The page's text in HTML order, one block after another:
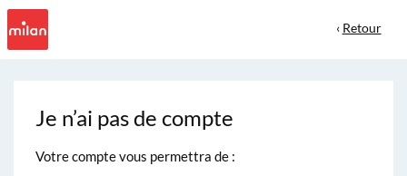
‹ Retour
Je n’ai pas de compte
Votre compte vous permettra de :